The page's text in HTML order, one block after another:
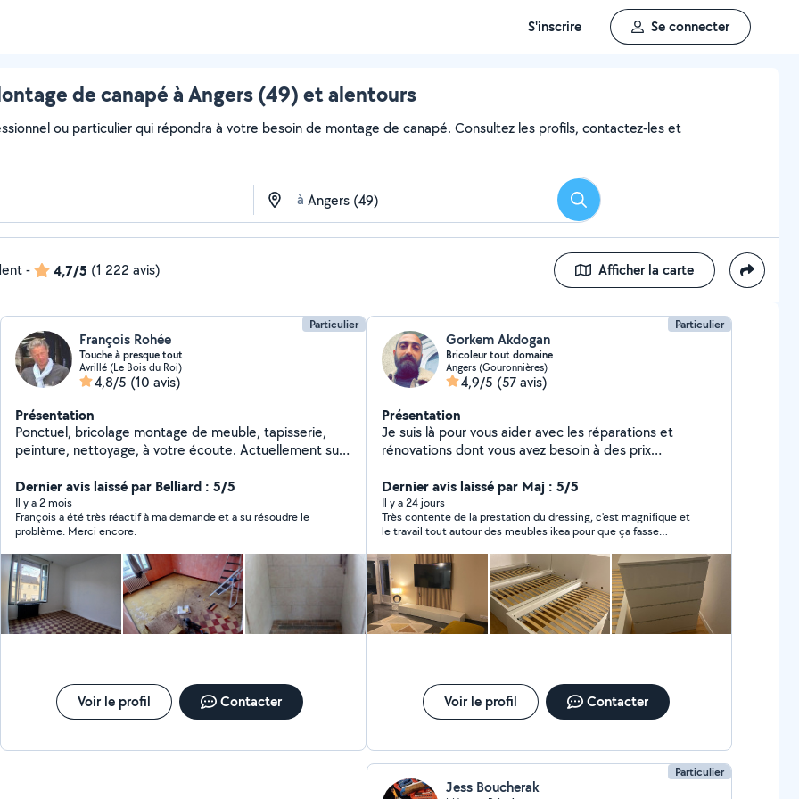
S'inscrire Se connecter
de canapé à Angers (49) et alentours
ou particulier qui répondra à votre besoin de montage de canapé. Consultez les profils, contactez-les et
à Rechercher
- 4,7/5 (1 222 avis) Afficher la carte
Particulier
François Rohée
Touche à presque tout
Avrillé (Le Bois du Roi)
4,8/5 (10 avis)
Présentation
Ponctuel, bricolage montage de meuble, tapisserie,
peinture, nettoyage, à votre écoute. Actuellement sur
sans prétention. À vous rencontrer et vous aider. Au
plaisir. François.
Dernier avis laissé par Belliard : 5/5
Il y a 2 mois
François a été très réactif à ma demande et a su résoudre le
problème. Merci encore.
Voir le profil Contacter
Particulier
Gorkem Akdogan
Bricoleur tout domaine
Angers (Gouronnières)
4,9/5 (57 avis)
Présentation
Je suis là pour vous aider avec les réparations et
rénovations dont vous avez besoin à des prix
Parquet Réparation d'ordinateur.(maintenance et
réparation de tous types d'ordinateurs) Petits travaux
électriques.(installation de lustres et de lampes,
réparation de prises et d'interrupteurs, etc) Plomberie
à petite échelle. (remplacement du robinet, etc)
Entretien et réparation de jardin. Et toute autre tâche
pour laquelle vous avez besoin d'aide.
Dernier avis laissé par Maj : 5/5
Il y a 24 jours
Très contente de la prestation du dressing, c'est magnifique et
le travail tout autour des meubles ikea pour que ça fasse
plaisir pour les futurs projets
Voir le profil Contacter
Particulier
Jess Boucherak